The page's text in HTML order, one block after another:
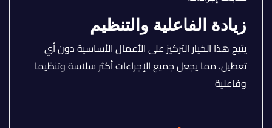
زيادة الفاعلية والتنظيم
يتيح هذا الخيار التركيز على الأعمال الأساسية دون أي
تعطيل، مما يجعل جميع الإجراءات أكثر سلاسة وتنظيما
وفاعلية